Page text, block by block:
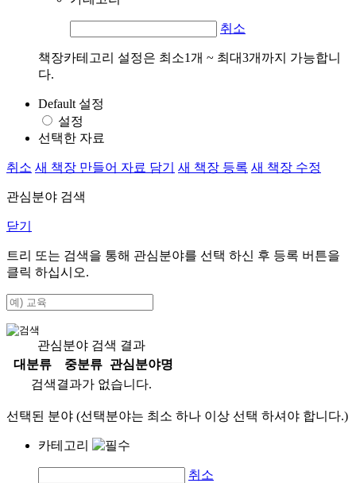
취소
책장카테고리 설정은 최소1개 ~ 최대3개까지 가능합니
다.
Default 설정
설정
선택한 자료
취소 새 책장 만들어 자료 담기 새 책장 등록 새 책장 수정
관심분야 검색
닫기
트리 또는 검색을 통해 관심분야를 선택 하신 후 등록 버튼을
클릭 하십시오.
관심분야 검색 결과
대분류
중분류
관심분야명
검색결과가 없습니다.
선택된 분야 (선택분야는 최소 하나 이상 선택 하셔야 합니다.)
카테고리
취소